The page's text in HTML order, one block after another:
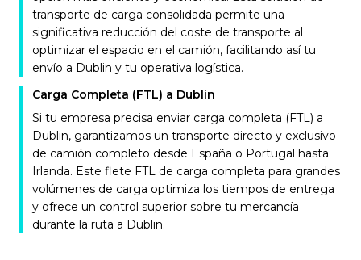
transporte de carga consolidada permite una
significativa reducción del coste de transporte al
optimizar el espacio en el camión, facilitando así tu
envío a Dublin y tu operativa logística.
Carga Completa (FTL) a Dublin
Si tu empresa precisa enviar carga completa (FTL) a
Dublin, garantizamos un transporte directo y exclusivo
de camión completo desde España o Portugal hasta
Irlanda. Este flete FTL de carga completa para grandes
volúmenes de carga optimiza los tiempos de entrega
y ofrece un control superior sobre tu mercancía
durante la ruta a Dublin.